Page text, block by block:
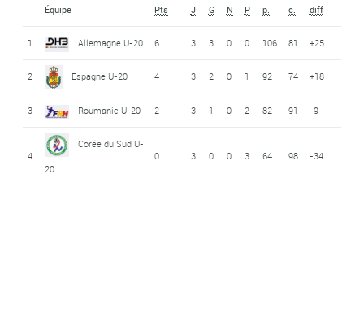
Équipe Pts J G N P p. c. diff
1 Allemagne U-20 6 3 3 0 0 106 81 +25
2 Espagne U-20 4 3 2 0 1 92 74 +18
3 Roumanie U-20 2 3 1 0 2 82 91 -9
4
Corée du Sud U-
20
0 3 0 0 3 64 98 -34